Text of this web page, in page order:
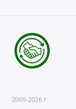
2005-2026 г